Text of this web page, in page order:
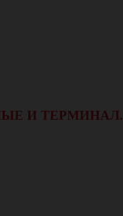
И ТЕРМИНАЛ.